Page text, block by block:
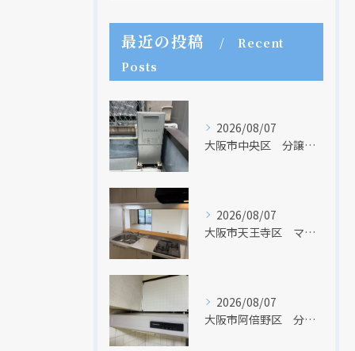
最近の投稿
Recent
Posts
2026/08/07
大阪市中央区 分譲マンションの給湯器取替リフォーム工事 UV除菌機能搭載給湯器
2026/08/07
大阪市天王寺区 マンションのキッチン取替及び内装リフォーム工事 クリナップ
2026/08/07
大阪市阿倍野区 分譲マンションのレンジフード取替リフォーム工事 タカラスタンダード